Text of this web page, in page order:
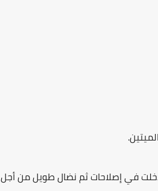
ودخلت في إصلاحات ثم نضال طويل من أجل